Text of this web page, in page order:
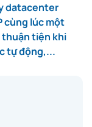
datacenter
cùng lúc một
thuận tiện khi
tự động,...